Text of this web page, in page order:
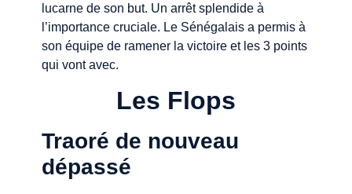
lucarne de son but. Un arrêt splendide à
l’importance cruciale. Le Sénégalais a permis à
son équipe de ramener la victoire et les 3 points
qui vont avec.
Les Flops
Traoré de nouveau
dépassé